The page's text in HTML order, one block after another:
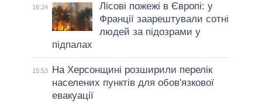
16:24
Лісові пожежі в Європі: у
Франції заарештували сотні
людей за підозрами у
підпалах
15:53
На Херсонщині розширили перелік
населених пунктів для обов'язкової
евакуації